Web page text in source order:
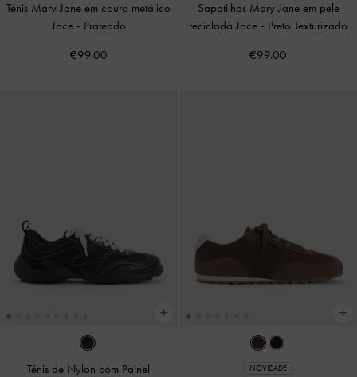
Ténis Mary Jane em couro metálico
Jace - Prateado
€99.00
Sapatilhas Mary Jane em pele
reciclada Jace - Preto Texturizado
€99.00
Ténis de Nylon com Painel
NOVIDADE